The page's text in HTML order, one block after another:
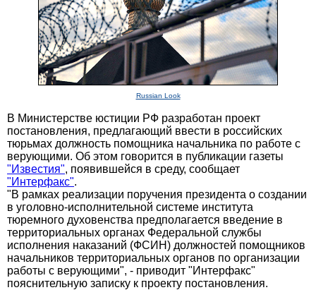
Russian Look
В Министерстве юстиции РФ разработан проект
постановления, предлагающий ввести в российских
тюрьмах должность помощника начальника по работе с
верующими. Об этом говорится в публикации газеты
"Известия", появившейся в среду, сообщает
"Интерфакс".
"В рамках реализации поручения президента о создании
в уголовно-исполнительной системе института
тюремного духовенства предполагается введение в
территориальных органах Федеральной службы
исполнения наказаний (ФСИН) должностей помощников
начальников территориальных органов по организации
работы с верующими", - приводит "Интерфакс"
пояснительную записку к проекту постановления.